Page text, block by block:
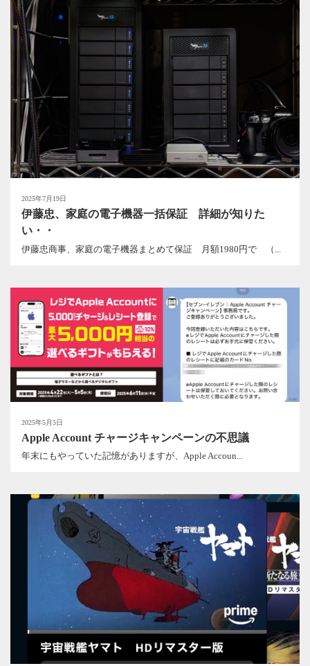
2025年7月19日
伊藤忠、家庭の電子機器一括保証 詳細が知りた
い・・
伊藤忠商事、家庭の電子機器まとめて保証 月額1980円で （...
2025年5月5日
Apple Account チャージキャンペーンの不思議
年末にもやっていた記憶がありますが、Apple Accoun...